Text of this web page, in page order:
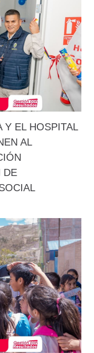
Y EL HOSPITAL
AL
DE